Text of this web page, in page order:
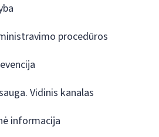
procedūros
Vidinis kanalas
informacija